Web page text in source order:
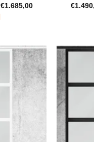
€1.685,00
€